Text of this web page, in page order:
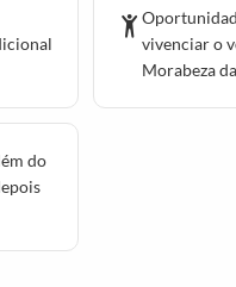
vivenciar o
Morabeza
do